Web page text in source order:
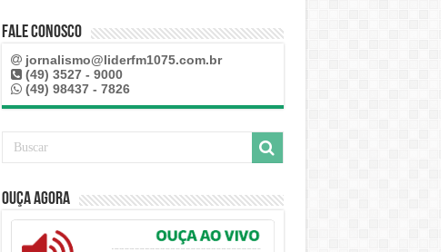
Fale Conosco
jornalismo@liderfm1075.com.br
(49) 3527 - 9000
(49) 98437 - 7826
Ouça Agora